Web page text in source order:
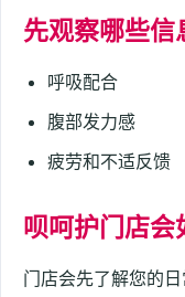
先观察哪些信
呼吸配合
腹部发力感
疲劳和不适反馈
呗呵护门店会
门店会先了解您的